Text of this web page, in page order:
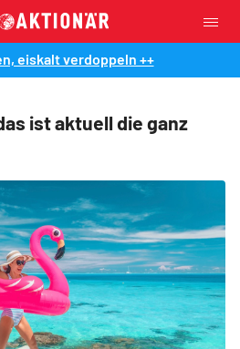
eiskalt verdoppeln ++
ist aktuell die ganz